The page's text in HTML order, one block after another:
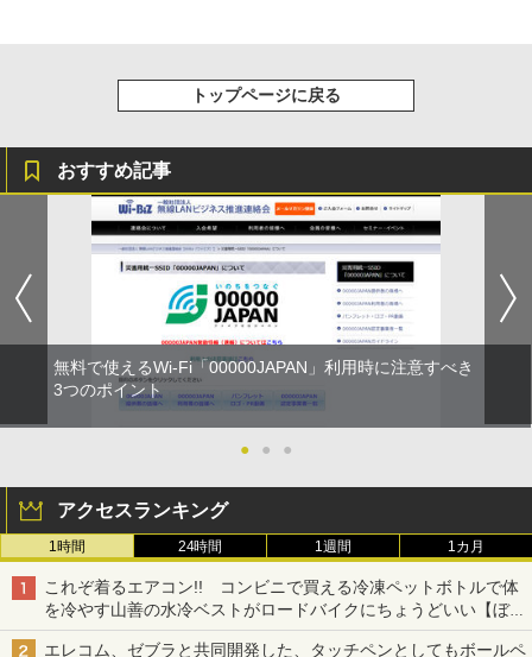
トップページに戻る
おすすめ記事
無料で使えるWi-Fi「00000JAPAN」利用時に注意すべき
3つのポイント
● ● ●
アクセスランキング
1時間 24時間 1週間 1カ月
これぞ着るエアコン!! コンビニで買える冷凍ペットボトルで体
を冷やす山善の水冷ベストがロードバイクにちょうどいい【ぼっ
ち・ざ・ろーど！その14】【空いた時間でなにしてる？】
エレコム、ゼブラと共同開発した、タッチペンとしてもボールペ